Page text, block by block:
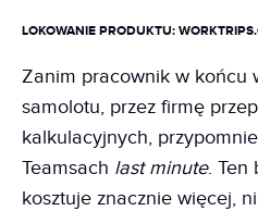
LOKOWANIE PRODUKTU:
Zanim pracownik w końcu
samolotu, przez firmę
kalkulacyjnych,
Teamsach last minute. Ten
kosztuje znacznie więcej,